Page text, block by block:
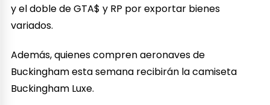
y el doble de GTA$ y RP por exportar bienes
variados.
Además, quienes compren aeronaves de
Buckingham esta semana recibirán la camiseta
Buckingham Luxe.